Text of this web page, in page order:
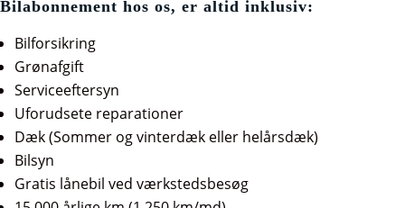
Bilabonnement hos os, er altid inklusiv:
Bilforsikring
Grønafgift
Serviceeftersyn
Uforudsete reparationer
Dæk (Sommer og vinterdæk eller helårsdæk)
Bilsyn
Gratis lånebil ved værkstedsbesøg